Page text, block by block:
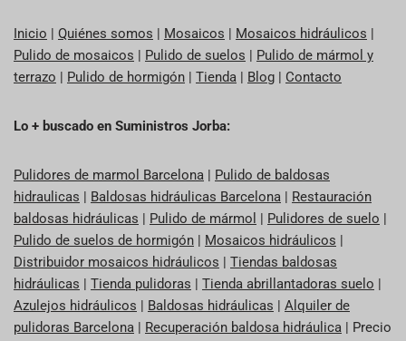
Inicio | Quiénes somos | Mosaicos | Mosaicos hidráulicos |
Pulido de mosaicos | Pulido de suelos | Pulido de mármol y
terrazo | Pulido de hormigón | Tienda | Blog | Contacto
Lo + buscado en Suministros Jorba:
Pulidores de marmol Barcelona | Pulido de baldosas
hidraulicas | Baldosas hidráulicas Barcelona | Restauración
baldosas hidráulicas | Pulido de mármol | Pulidores de suelo |
Pulido de suelos de hormigón | Mosaicos hidráulicos |
Distribuidor mosaicos hidráulicos | Tiendas baldosas
hidráulicas | Tienda pulidoras | Tienda abrillantadoras suelo |
Azulejos hidráulicos | Baldosas hidráulicas | Alquiler de
pulidoras Barcelona | Recuperación baldosa hidráulica | Precio